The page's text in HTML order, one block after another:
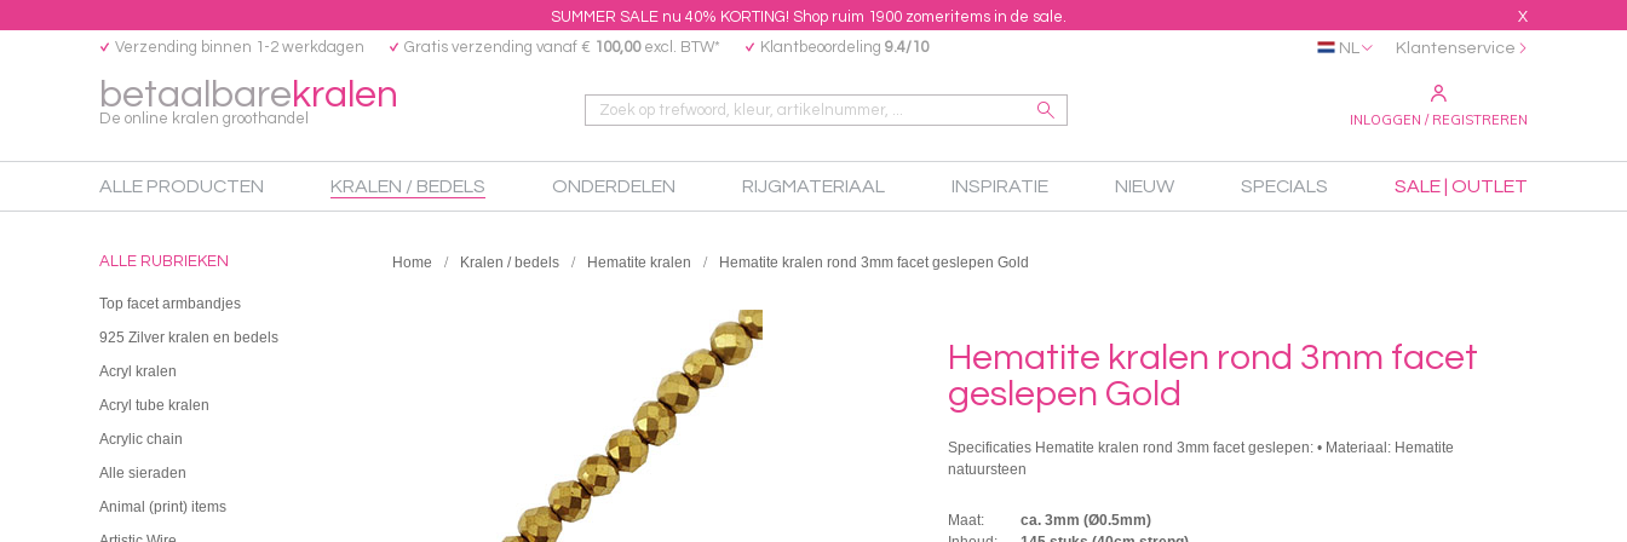
SUMMER SALE nu 40% KORTING! Shop ruim 1900 zomeritems in de sale. X
betaalbarekralen
De online kralen groothandel
Verzending binnen 1-2 werkdagen Gratis verzending vanaf € 100,00excl. BTW* Klantbeoordeling 9.4/10
INLOGGEN / REGISTREREN
NL Klantenservice
ALLE PRODUCTEN KRALEN / BEDELS ONDERDELEN RIJGMATERIAAL INSPIRATIE NIEUW SPECIALS SALE | OUTLET
ALLE RUBRIEKEN
Top facet armbandjes
925 Zilver kralen en bedels
Acryl kralen
Acryl tube kralen
Acrylic chain
Alle sieraden
Animal (print) items
Home Kralen / bedels Hematite kralen Hematite kralen rond 3mm facet geslepen Gold
Hematite kralen rond 3mm facet
geslepen Gold
Specificaties Hematite kralen rond 3mm facet geslepen: • Materiaal: Hematite
natuursteen
Maat:
ca. 3mm (Ø0.5mm)